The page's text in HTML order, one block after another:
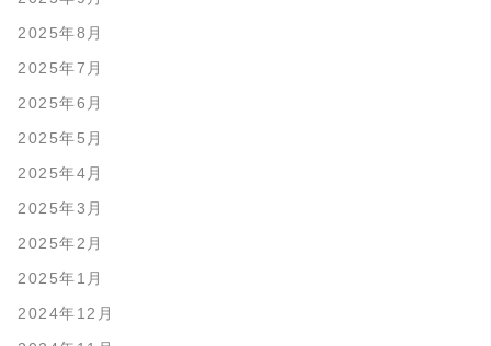
2025年8月
2025年7月
2025年6月
2025年5月
2025年4月
2025年3月
2025年2月
2025年1月
2024年12月